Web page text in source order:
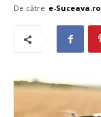
De către e-Suceava.ro